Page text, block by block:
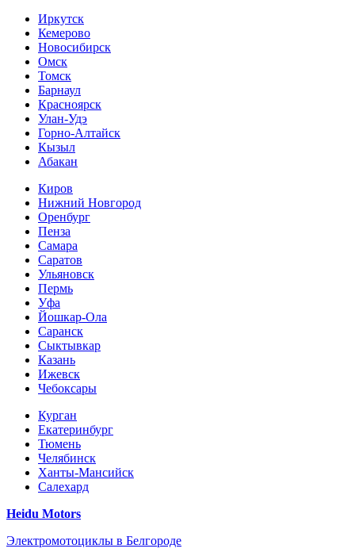
Иркутск
Кемерово
Новосибирск
Омск
Томск
Барнаул
Красноярск
Улан-Удэ
Горно-Алтайск
Кызыл
Абакан
Киров
Нижний Новгород
Оренбург
Пенза
Самара
Саратов
Ульяновск
Пермь
Уфа
Йошкар-Ола
Саранск
Сыктывкар
Казань
Ижевск
Чебоксары
Курган
Екатеринбург
Тюмень
Челябинск
Ханты-Мансийск
Салехард
Heidu Motors
Электромотоциклы в Белгороде